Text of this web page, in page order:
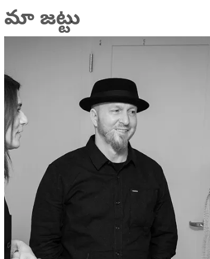
మా జట్టు